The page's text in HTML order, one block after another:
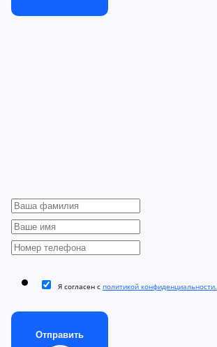
Я согласен с политикой конфиденциальности.
Отправить